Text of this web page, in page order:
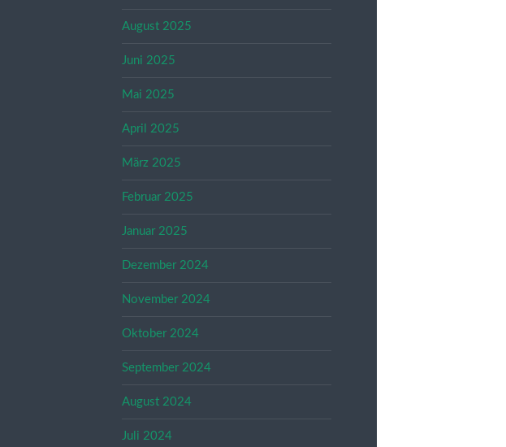
August 2025
Juni 2025
Mai 2025
April 2025
März 2025
Februar 2025
Januar 2025
Dezember 2024
November 2024
Oktober 2024
September 2024
August 2024
Juli 2024